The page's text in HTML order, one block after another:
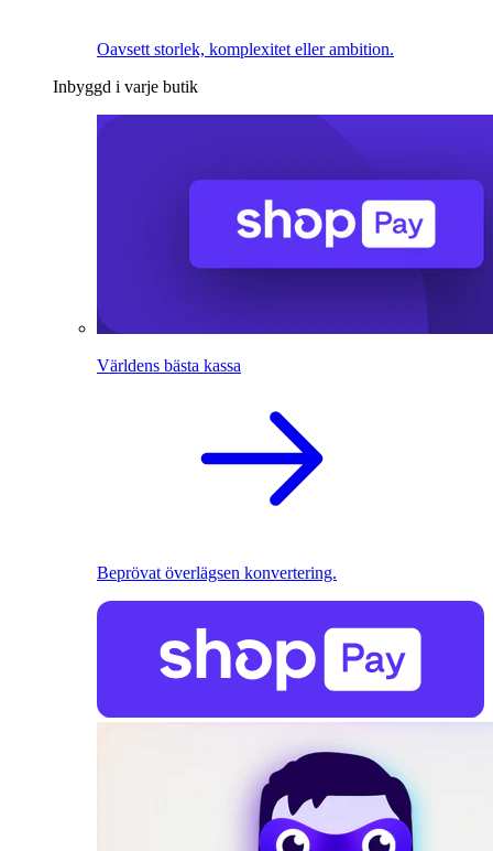
Oavsett storlek, komplexitet eller ambition.
Inbyggd i varje butik
Världens bästa kassa
Beprövat överlägsen konvertering.